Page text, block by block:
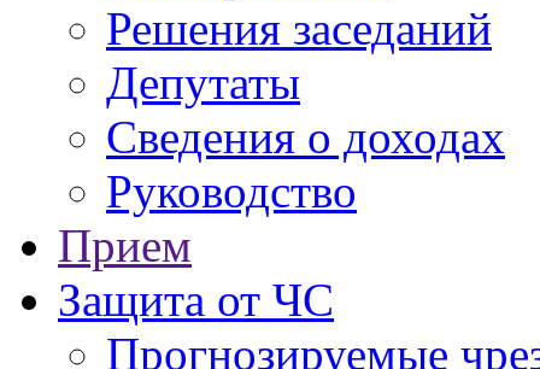
Решения заседаний
Депутаты
Сведения о доходах
Руководство
Прием
Защита от ЧС
Прогнозируемые